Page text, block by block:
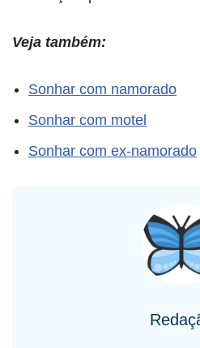
Veja também:
Sonhar com namorado
Sonhar com motel
Sonhar com ex-namorado